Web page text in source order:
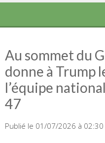
Au sommet du
donne à Trump
l’équipe
47
Publié le 01/07/2026 à 02:30